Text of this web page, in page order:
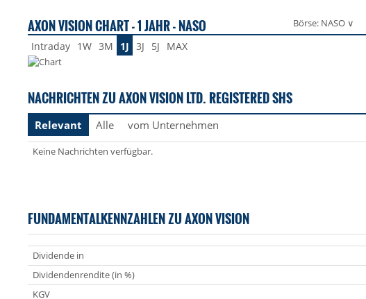
AXON VISION CHART - 1 JAHR - NASO Börse: NASO ∨
Intraday 1W 3M 1J 3J 5J MAX
NACHRICHTEN ZU AXON VISION LTD. REGISTERED SHS
Relevant Alle vom Unternehmen
Keine Nachrichten verfügbar.
FUNDAMENTALKENNZAHLEN ZU AXON VISION
Dividende in
Dividendenrendite (in %)
KGV